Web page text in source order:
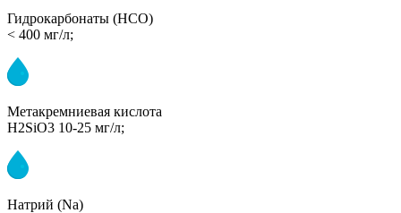
Гидрокарбонаты (HCO)
< 400 мг/л;
Метакремниевая кислота
H2SiO3 10-25 мг/л;
Натрий (Na)